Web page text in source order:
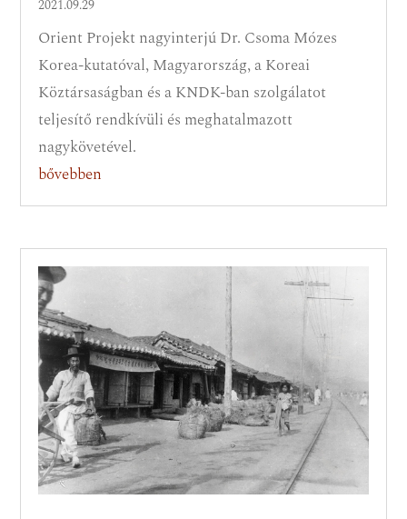
2021.09.29
Orient Projekt nagyinterjú Dr. Csoma Mózes
Korea-kutatóval, Magyarország, a Koreai
Köztársaságban és a KNDK-ban szolgálatot
teljesítő rendkívüli és meghatalmazott
nagykövetével.
bővebben